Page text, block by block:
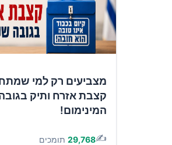
מצביעים רק למי
קצבת אזרח ותיק
המינימום!
✍️
29,768 תומכים